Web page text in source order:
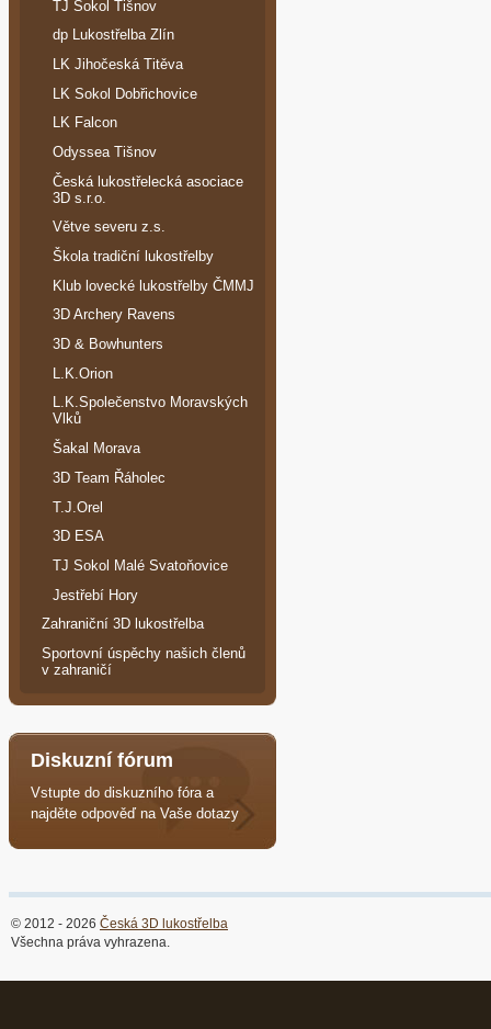
TJ Sokol Tišnov
dp Lukostřelba Zlín
LK Jihočeská Titěva
LK Sokol Dobřichovice
LK Falcon
Odyssea Tišnov
Česká lukostřelecká asociace
3D s.r.o.
Větve severu z.s.
Škola tradiční lukostřelby
Klub lovecké lukostřelby ČMMJ
3D Archery Ravens
3D & Bowhunters
L.K.Orion
L.K.Společenstvo Moravských
Vlků
Šakal Morava
3D Team Řáholec
T.J.Orel
3D ESA
TJ Sokol Malé Svatoňovice
Jestřebí Hory
Zahraniční 3D lukostřelba
Sportovní úspěchy našich členů
v zahraničí
Diskuzní fórum
Vstupte do diskuzního fóra a
najděte odpověď na Vaše dotazy
© 2012 - 2026 Česká 3D lukostřelba
Všechna práva vyhrazena.